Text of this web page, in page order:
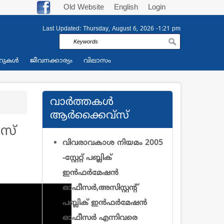
Old Website English Login
Last Updated: Thursday, August 6, 2026 -1:21 pm
Search
ജീവനക്കാര്യം വിലാസം
വാര്‍ത്തകള്‍
ആര്‍ക്കൈവ്സ്
വിവരാവകാശ നിയമം 2005
-സ്റ്റേറ്റ് പബ്ലിക്
ഇന്‍ഫര്‍മേഷന്‍
ഓഫീസര്‍,അസിസ്റ്റന്റ്
പബ്ലിക് ഇന്‍ഫര്‍മേഷന്‍
ഓഫീസര്‍ എന്നിവരെ